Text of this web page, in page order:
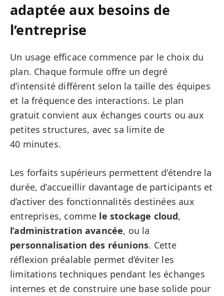
adaptée aux besoins de
l’entreprise
Un usage efficace commence par le choix du
plan. Chaque formule offre un degré
d’intensité différent selon la taille des équipes
et la fréquence des interactions. Le plan
gratuit convient aux échanges courts ou aux
petites structures, avec sa limite de
40 minutes.
Les forfaits supérieurs permettent d’étendre la
durée, d’accueillir davantage de participants et
d’activer des fonctionnalités destinées aux
entreprises, comme le stockage cloud,
l’administration avancée, ou la
personnalisation des réunions. Cette
réflexion préalable permet d’éviter les
limitations techniques pendant les échanges
internes et de construire une base solide pour